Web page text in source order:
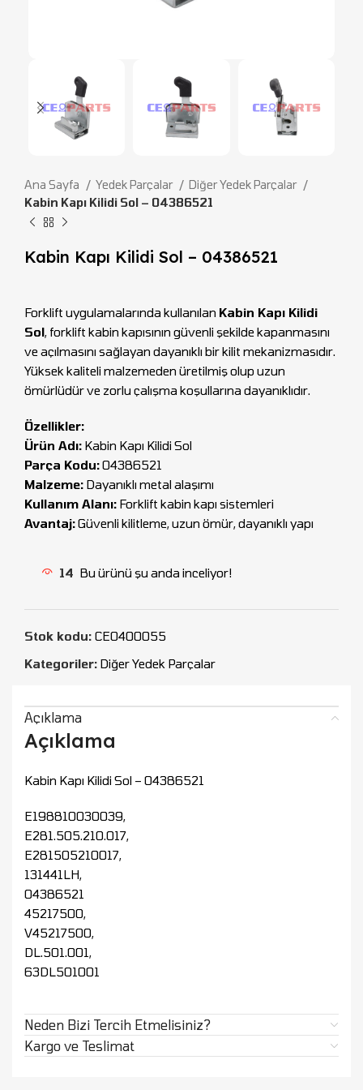
Ana Sayfa Yedek Parçalar
Diğer Yedek Parçalar
Kabin Kapı Kilidi Sol – 04386521
Kabin Kapı Kilidi Sol – 04386521
Forklift uygulamalarında kullanılan Kabin Kapı Kilidi
Sol, forklift kabin kapısının güvenli şekilde kapanmasını
ve açılmasını sağlayan dayanıklı bir kilit mekanizmasıdır.
Yüksek kaliteli malzemeden üretilmiş olup uzun
ömürlüdür ve zorlu çalışma koşullarına dayanıklıdır.
Özellikler:
Ürün Adı: Kabin Kapı Kilidi Sol
Parça Kodu:04386521
Malzeme: Dayanıklı metal alaşımı
Kullanım Alanı: Forklift kabin kapı sistemleri
Avantaj:Güvenli kilitleme, uzun ömür, dayanıklı yapı
14 Bu ürünü şu anda inceliyor!
Stok kodu: CEO400055
Kategoriler: Diğer Yedek Parçalar
Açıklama
Açıklama
Kabin Kapı Kilidi Sol – 04386521
E198810030039,
E281.505.210.017,
E281505210017,
131441LH,
04386521
45217500,
V45217500,
DL.501.001,
63DL501001
Neden Bizi Tercih Etmelisiniz?
Kargo ve Teslimat